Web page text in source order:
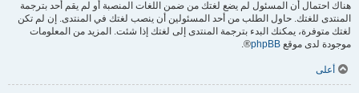
هناك احتمال أن المسئول لم يضع لغتك من ضمن اللغات المنصبة أو لم يقم أحد بترجمة
المنتدى للغتك. حاول الطلب من أحد المسئولين أن ينصب لغتك في المنتدى. إن لم تكن
لغتك متوفرة، يمكنك البدء بترجمة المنتدى إلى لغتك إذا شئت. المزيد من المعلومات
موجودة لدى موقع phpBB
®.
أعلى